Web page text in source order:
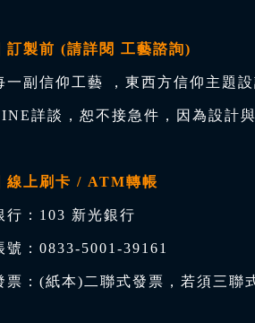
訂製前 (請詳閱 工藝諮詢)
一副信仰工藝 ，東西方信仰主題
詳談，恕不接急件，因為設計
線上刷卡 / ATM轉帳
行：103 新光銀行
號：0833-5001-39161
票：(紙本)二聯式發票，若須三聯